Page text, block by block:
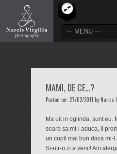
MAMI, DE CE…?
Posted on: 27/02/2011 by
Ma uit in oglinda, sunt eu.
seara sa mi-l aduca, ii
un copil mai bun daca mi-l
Si-ntr-o zi a venit! Am